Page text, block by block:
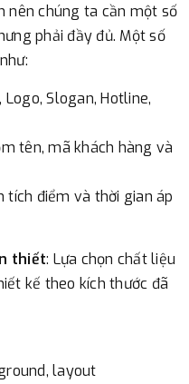
nên chúng ta cần một số
phải đầy đủ. Một số
Slogan, Hotline,
tên, mã khách hàng và
tích điểm và thời gian áp
thiết: Lựa chọn chất liệu
kế theo kích thước đã
layout